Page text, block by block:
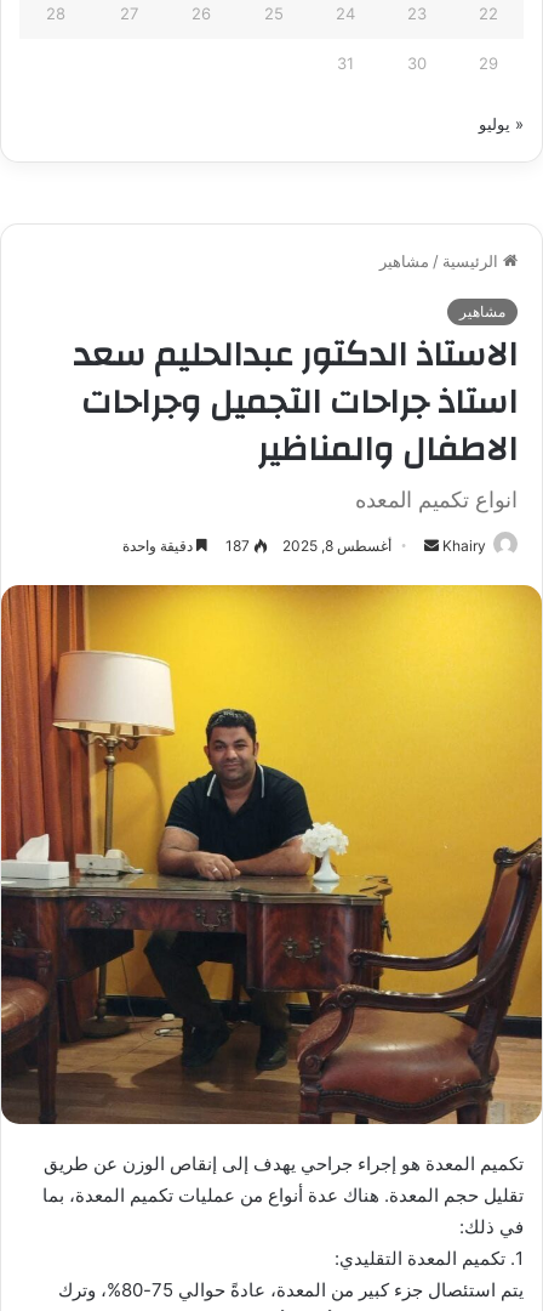
22
23
24
25
26
27
28
29
30
31
« يوليو